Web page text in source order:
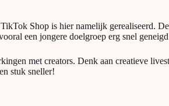
Shop is hier namelijk gerealiseerd.
een jongere doelgroep erg snel
met creators. Denk aan creatieve
stuk sneller!